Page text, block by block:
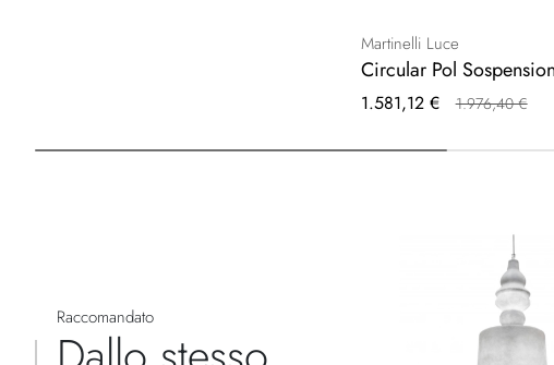
Martinelli Luce
Circular Pol
Prezzo
1.581,12 € 1.976,40 €
Raccomandato